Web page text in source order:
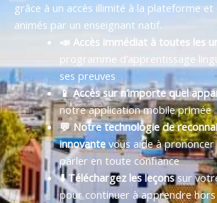
grâce à un accès illimité à la plateforme et
animés par un enseignant natif.
📣 Accès immédiat à toutes les
programme d’apprentissage
ses preuves
📱 Accès sur n’importe quel
notre application mobile primée
💬 Notre technologie de
innovantevous aide à
parler en toute confiance
⬇️ Téléchargez les leçonssur
pour continuer à apprendre